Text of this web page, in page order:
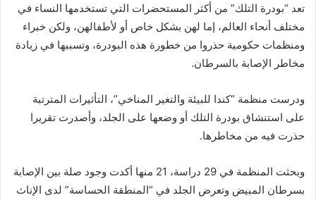
تعد “بودرة التلك” من أكثر المستحضرات التي تستخدمها النساء في
مختلف أنحاء العالم، إما لهن بشكل خاص أو لأطفالهن، ولكن خبراء
ومنظمات حكومية حذروا من خطورة هذه البودرة، وتسببها في زيادة
مخاطر الإصابة بالسرطان.
ودرست منظمة “كندا للبيئة والتغير المناخي”، التأثيرات المترتبة
على استنشاق بودرة التلك أو وضعها على الجلد، وأصدرت تقريرا
حذرت فيه من مخاطرها.
وبحثت المنظمة في 29 دراسة، 21 منها أكدت وجود صلة بين الإصابة
بسرطان المبيض وتعرض الجلد في “المنطقة الحساسة” لدى الإناث